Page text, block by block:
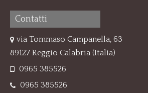
Contatti
via Tommaso Campanella, 63
89127 Reggio Calabria (Italia)
0965 385526
0965 385526